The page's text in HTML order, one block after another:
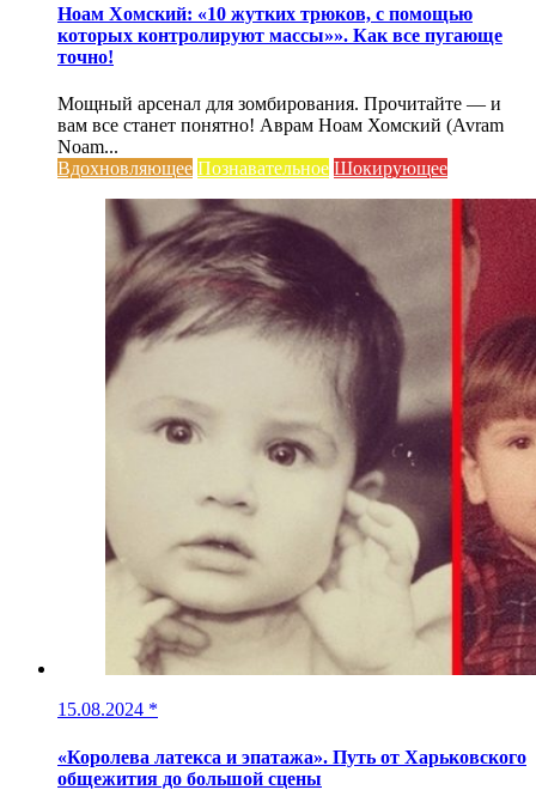
Ноам Хомский: «10 жутких трюков, с помощью
которых контролируют массы»». Как все пугающе
точно!
Мощный арсенал для зомбирования. Прочитайте — и
вам все станет понятно! Аврам Ноам Хомский (Avram
Noam...
Вдохновляющее Познавательное Шокирующее
15.08.2024 *
«Королева латекса и эпатажа». Путь от Харьковского
общежития до большой сцены